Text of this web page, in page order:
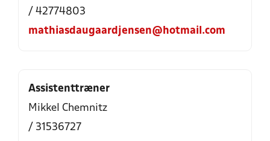
/ 42774803
mathiasdaugaardjensen@hotmail.com
Assistenttræner
Mikkel Chemnitz
/ 31536727